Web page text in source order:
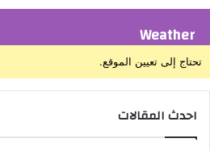
Weather
تحتاج إلى تعيين الموقع.
احدث المقالات